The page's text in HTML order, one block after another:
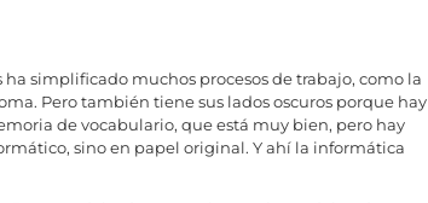
simplificado muchos procesos de trabajo, como la
Pero también tiene sus lados oscuros porque hay
de vocabulario, que está muy bien, pero hay
sino en papel original. Y ahí la informática